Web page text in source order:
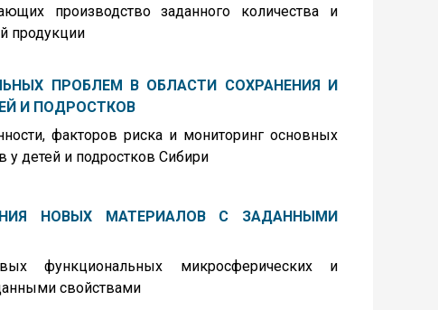
производство заданного количества и
продукции
ПРОБЛЕМ В ОБЛАСТИ СОХРАНЕНИЯ И
И ПОДРОСТКОВ
факторов риска и мониторинг основных
у детей и подростков Сибири
НОВЫХ МАТЕРИАЛОВ С ЗАДАННЫМИ
функциональных микросферических и
свойствами